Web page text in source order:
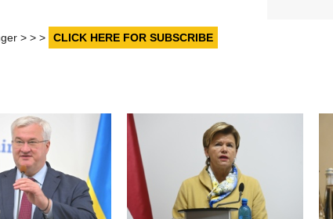
> > > CLICK HERE FOR SUBSCRIBE